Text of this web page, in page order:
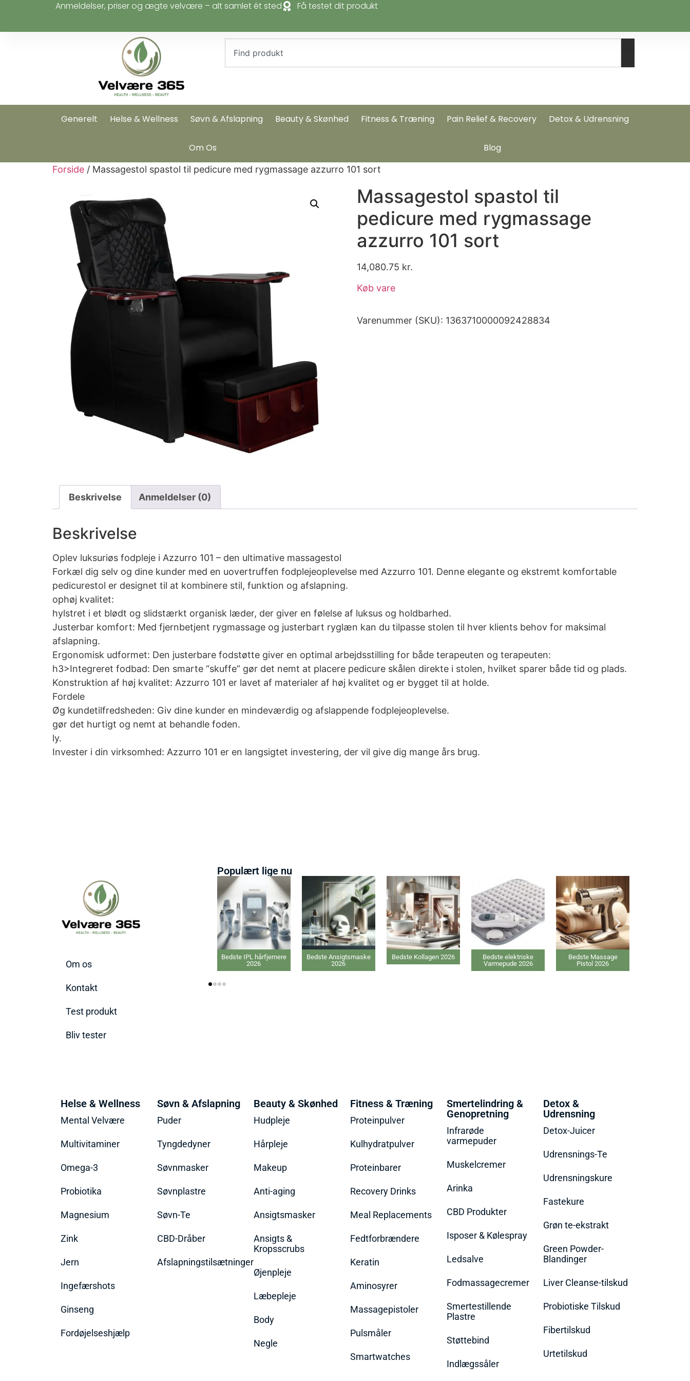
Anmeldelser, priser og ægte velvære – alt samlet ét sted Få testet dit produkt
Generelt Helse & Wellness Søvn & Afslapning Beauty & Skønhed Fitness & Træning Pain Relief & Recovery Detox & Udrensning
Om Os Blog
Forside / Massagestol spastol til pedicure med rygmassage azzurro 101 sort
Massagestol spastol til
pedicure med rygmassage
azzurro 101 sort
14,080.75 kr.
Køb vare
Varenummer (SKU): 1363710000092428834
Beskrivelse Anmeldelser (0)
Beskrivelse
Oplev luksuriøs fodpleje i Azzurro 101 – den ultimative massagestol
Forkæl dig selv og dine kunder med en uovertruffen fodplejeoplevelse med Azzurro 101. Denne elegante og ekstremt komfortable
pedicurestol er designet til at kombinere stil, funktion og afslapning.
ophøj kvalitet:
hylstret i et blødt og slidstærkt organisk læder, der giver en følelse af luksus og holdbarhed.
Justerbar komfort: Med fjernbetjent rygmassage og justerbart ryglæn kan du tilpasse stolen til hver klients behov for maksimal
afslapning.
Ergonomisk udformet: Den justerbare fodstøtte giver en optimal arbejdsstilling for både terapeuten og terapeuten:
h3>Integreret fodbad: Den smarte “skuffe” gør det nemt at placere pedicure skålen direkte i stolen, hvilket sparer både tid og plads.
Konstruktion af høj kvalitet: Azzurro 101 er lavet af materialer af høj kvalitet og er bygget til at holde.
Fordele
Øg kundetilfredsheden: Giv dine kunder en mindeværdig og afslappende fodplejeoplevelse.
gør det hurtigt og nemt at behandle foden.
ly.
Invester i din virksomhed: Azzurro 101 er en langsigtet investering, der vil give dig mange års brug.
Om os
Kontakt
Test produkt
Bliv tester
Populært lige nu
Bedste IPL hårfjernere
Bedste Ansigtsmaske
Bedste Kollagen 2026
Bedste elektriske
Varmepude 2026
Bedste Massage
Pistol 2026
Helse & Wellness
Mental Velvære
Multivitaminer
Omega-3
Probiotika
Magnesium
Zink
Jern
Ingefærshots
Ginseng
Fordøjelseshjælp
Søvn & Afslapning
Puder
Tyngdedyner
Søvnmasker
Søvnplastre
Søvn-Te
CBD-Dråber
Afslapningstilsætninger
Beauty & Skønhed
Hudpleje
Hårpleje
Makeup
Anti-aging
Ansigtsmasker
Ansigts &
Kropsscrubs
Øjenpleje
Læbepleje
Body
Negle
Fitness & Træning
Proteinpulver
Kulhydratpulver
Proteinbarer
Recovery Drinks
Meal Replacements
Fedtforbrændere
Keratin
Aminosyrer
Massagepistoler
Pulsmåler
Smartwatches
Smertelindring &
Genopretning
Infrarøde
varmepuder
Muskelcremer
Arinka
CBD Produkter
Isposer & Kølespray
Ledsalve
Fodmassagecremer
Smertestillende
Plastre
Støttebind
Indlægssåler
Detox &
Udrensning
Detox-Juicer
Udrensnings-Te
Udrensningskure
Fastekure
Grøn te-ekstrakt
Green Powder-
Blandinger
Liver Cleanse-tilskud
Probiotiske Tilskud
Fibertilskud
Urtetilskud